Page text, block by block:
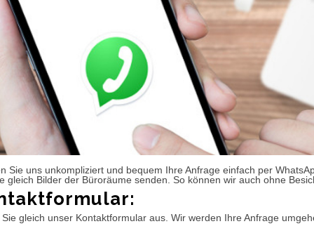
Sie uns unkompliziert und bequem Ihre Anfrage einfach per
gleich Bilder der Büroräume senden. So können wir auch ohne
Sie gleich unser Kontaktformular aus. Wir werden Ihre Anfrage